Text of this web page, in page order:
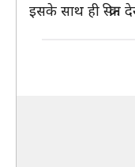
इसके साथ ही स्क्रीन